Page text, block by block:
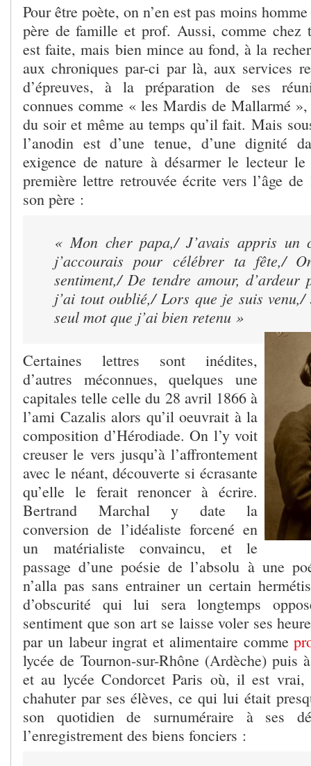
Pour être poète, on n’en est pas moins
père de famille et prof. Aussi, comme chez
est faite, mais bien mince au fond, à la
aux chroniques par-ci par là, aux services
d’épreuves, à la préparation de ses
connues comme « les Mardis de Mallarmé
du soir et même au temps qu’il fait. Mais
l’anodin est d’une tenue, d’une dignité
exigence de nature à désarmer le lecteur
première lettre retrouvée écrite vers l’âge de
son père :
« Mon cher papa,/ J’avais appris un
j’accourais pour célébrer ta fête,/
sentiment,/ De tendre amour,
j’ai tout oublié,/ Lors que je suis venu,/
seul mot que j’ai bien retenu »
Certaines lettres sont inédites,
d’autres méconnues, quelques une
capitales telle celle du 28 avril 1866 à
l’ami Cazalis alors qu’il oeuvrait à la
composition d’Hérodiade. On l’y voit
creuser le vers jusqu’à l’affrontement
avec le néant, découverte si écrasante
qu’elle le ferait renoncer à écrire.
Bertrand Marchal y date la
conversion de l’idéaliste forcené en
un matérialiste convaincu, et le
passage d’une poésie de l’absolu à une
n’alla pas sans entrainer un certain
d’obscurité qui lui sera longtemps
sentiment que son art se laisse voler ses
par un labeur ingrat et alimentaire comme
lycée de Tournon-sur-Rhône (Ardèche) puis
et au lycée Condorcet Paris où, il est
chahuter par ses élèves, ce qui lui était
son quotidien de surnuméraire à ses
l’enregistrement des biens fonciers :